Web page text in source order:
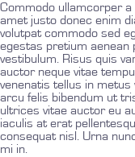
Commodo ullamcorper
amet justo donec enim
volutpat commodo sed
egestas pretium aenean
vestibulum. Risus quis
auctor neque vitae
venenatis tellus in metus
arcu felis bibendum ut
ultrices vitae auctor eu
iaculis at erat
consequat nisl. Urna
mi in.